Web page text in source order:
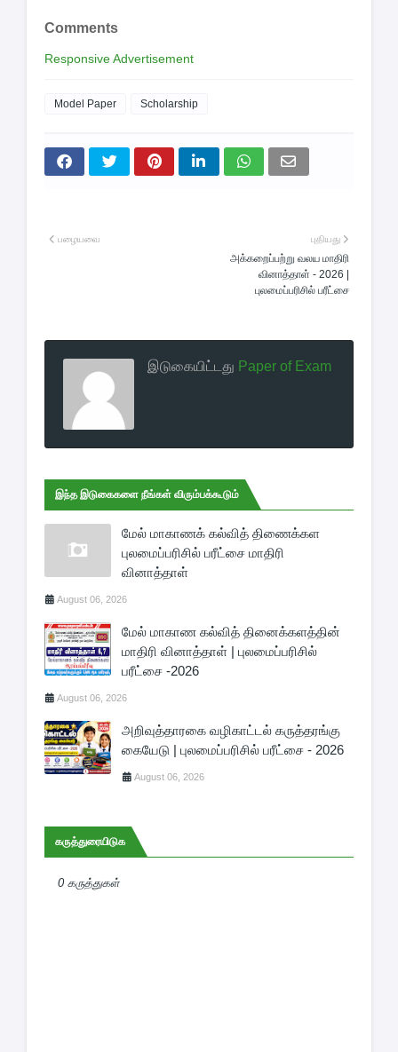
Comments
Responsive Advertisement
Model Paper Scholarship
புதியது
அக்கறைப்பற்று வலய மாதிரி
வினாத்தாள் - 2026 |
புலமைப்பரிசில் பரீட்சை
பழையவை
இடுகையிட்டது Paper of Exam
இந்த இடுகைகளை நீங்கள் விரும்பக்கூடும்
மேல் மாகாணக் கல்வித் திணைக்கள
புலமைப்பரிசில் பரீட்சை மாதிரி
வினாத்தாள்
August 06, 2026
மேல் மாகாண கல்வித் தினைக்களத்தின்
மாதிரி வினாத்தாள் | புலமைப்பரிசில்
பரீட்சை -2026
August 06, 2026
அறிவுத்தாரகை வழிகாட்டல் கருத்தரங்கு
கையேடு | புலமைப்பரிசில் பரீட்சை - 2026
August 06, 2026
கருத்துரையிடுக
0 கருத்துகள்